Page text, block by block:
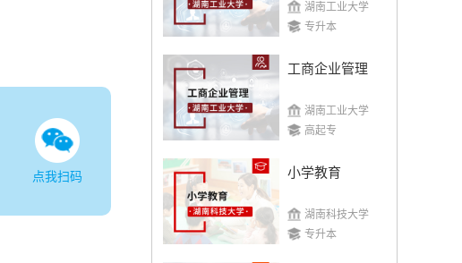
点我扫码
湖南工业大学
专升本
工商企业管理
湖南工业大学
高起专
小学教育
湖南科技大学
专升本